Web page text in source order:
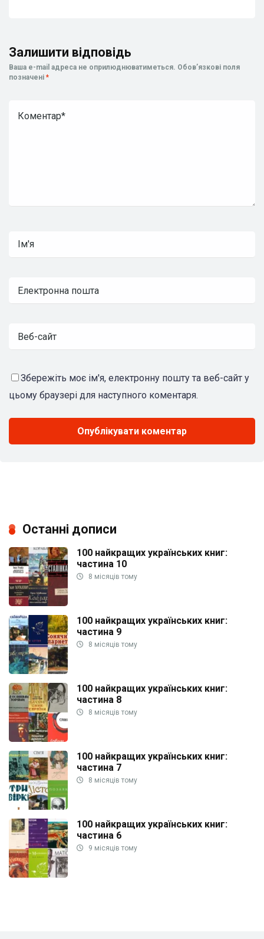
Залишити відповідь
Ваша e-mail адреса не оприлюднюватиметься. Обов’язкові поля
позначені *
Збережіть моє ім'я, електронну пошту та веб-сайт у
цьому браузері для наступного коментаря.
Останні дописи
100 найкращих українських книг:
частина 10
8 місяців тому
100 найкращих українських книг:
частина 9
8 місяців тому
100 найкращих українських книг:
частина 8
8 місяців тому
100 найкращих українських книг:
частина 7
8 місяців тому
100 найкращих українських книг:
частина 6
9 місяців тому